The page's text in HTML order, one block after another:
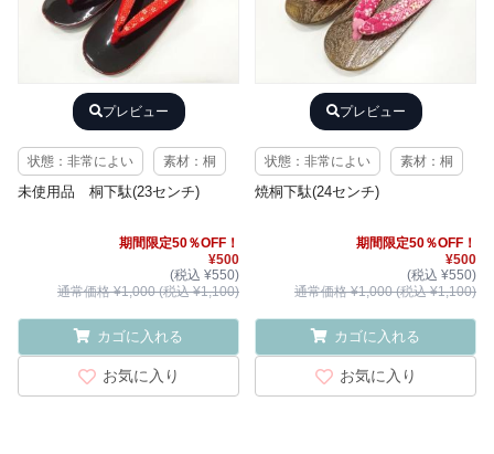
プレビュー
状態：非常によい 素材：桐
未使用品 桐下駄(23センチ)
期間限定50％OFF！
¥500
(税込 ¥550)
通常価格 ¥1,000 (税込 ¥1,100)
カゴに入れる
お気に入り
プレビュー
状態：非常によい 素材：桐
焼桐下駄(24センチ)
期間限定50％OFF！
¥500
(税込 ¥550)
通常価格 ¥1,000 (税込 ¥1,100)
カゴに入れる
お気に入り